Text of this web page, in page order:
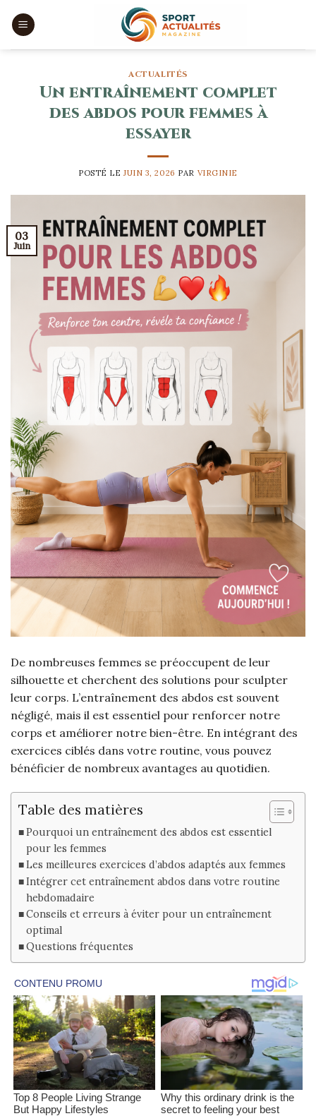
ACTUALITÉS
Un entraînement complet
des abdos pour femmes à
essayer
POSTÉ LE JUIN 3, 2026 PAR VIRGINIE
03
Juin
De nombreuses femmes se préoccupent de leur
silhouette et cherchent des solutions pour sculpter
leur corps. L’entraînement des abdos est souvent
négligé, mais il est essentiel pour renforcer notre
corps et améliorer notre bien-être. En intégrant des
exercices ciblés dans votre routine, vous pouvez
bénéficier de nombreux avantages au quotidien.
Table des matières
Pourquoi un entraînement des abdos est essentiel
pour les femmes
Les meilleures exercices d’abdos adaptés aux femmes
Intégrer cet entraînement abdos dans votre routine
hebdomadaire
Conseils et erreurs à éviter pour un entraînement
optimal
Questions fréquentes